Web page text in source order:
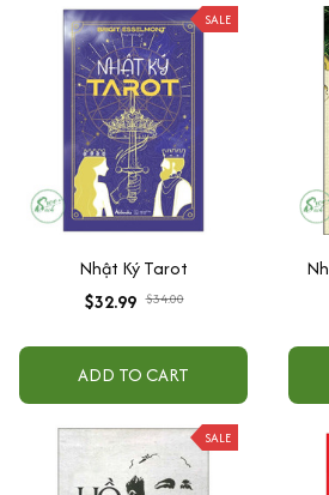
SALE
Nhật Ký Tarot
$32.99 $34.00
ADD TO CART
SALE